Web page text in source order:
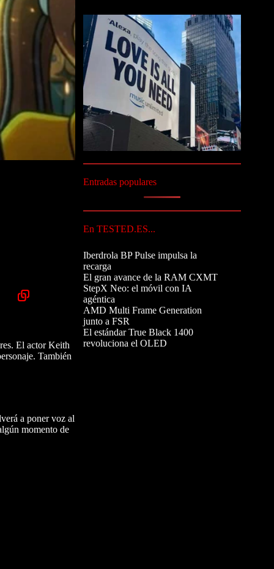
El actor Keith
También
a poner voz al
momento de
Entradas populares
En TESTED.ES...
Iberdrola BP Pulse impulsa la
recarga
El gran avance de la RAM CXMT
StepX Neo: el móvil con IA
agéntica
AMD Multi Frame Generation
junto a FSR
El estándar True Black 1400
revoluciona el OLED